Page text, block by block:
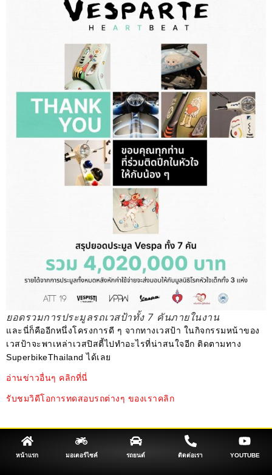
ยอดรวมการประมูลรถเวสป้าทั้ง 7 คันภายในงาน
และนี่ก็คืออีกหนึ่งโครงการดี ๆ จากทางเวสป้า ในกิจกรรมหน้าของ
เวสป้าจะพาเหล่าเวสปิสตี้ไปทำอะไรที่น่าสนใจอีก ติดตามทาง
SuperbikeThailand ได้เลย
อ่านข่าวอื่นๆ คลิกที่นี่
รับชมวิดีโอการทดสอบรถต่างๆ ของเราคลิก
หน้าแรก มอเตอร์ไซค์ รถยนต์ ติดต่อเรา YOUTUBE